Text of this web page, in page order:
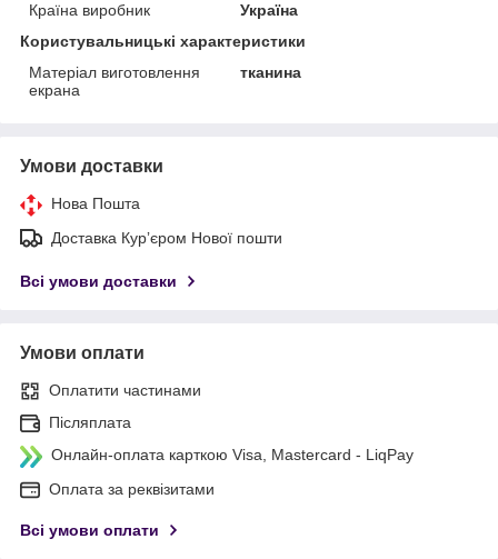
Країна виробник
Україна
Користувальницькі характеристики
Матеріал виготовлення
екрана
тканина
Умови доставки
Нова Пошта
Доставка Курʼєром Нової пошти
Всі умови доставки
Умови оплати
Оплатити частинами
Післяплата
Онлайн-оплата карткою Visa, Mastercard - LiqPay
Оплата за реквізитами
Всі умови оплати